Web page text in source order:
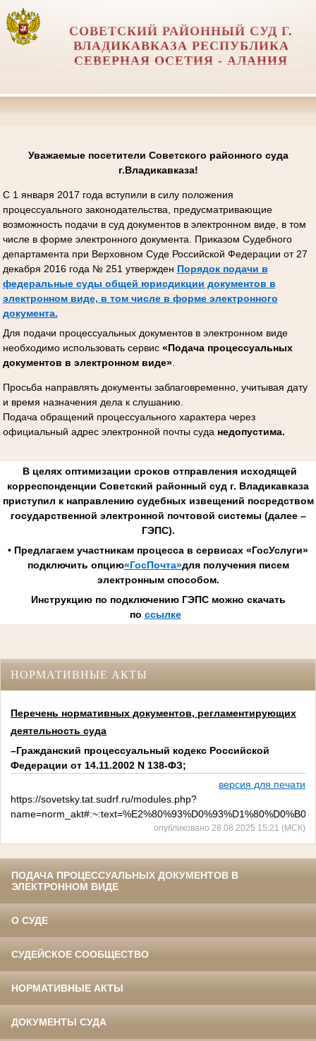
СОВЕТСКИЙ РАЙОННЫЙ СУД Г.
ВЛАДИКАВКАЗА РЕСПУБЛИКА
СЕВЕРНАЯ ОСЕТИЯ - АЛАНИЯ
Уважаемые посетители Советского районного суда
г.Владикавказа!
С 1 января 2017 года вступили в силу положения
процессуального законодательства, предусматривающие
возможность подачи в суд документов в электронном виде, в том
числе в форме электронного документа. Приказом Судебного
департамента при Верховном Суде Российской Федерации от 27
декабря 2016 года № 251 утвержден Порядок подачи в
федеральные суды общей юрисдикции документов в
электронном виде, в том числе в форме электронного
документа.
Для подачи процессуальных документов в электронном виде
необходимо использовать сервис «Подача процессуальных
документов в электронном виде».
Просьба направлять документы заблаговременно, учитывая дату
и время назначения дела к слушанию.
Подача обращений процессуального характера через
официальный адрес электронной почты суда недопустима.
В целях оптимизации сроков отправления исходящей
корреспонденции Советский районный суд г. Владикавказа
приступил к направлению судебных извещений посредством
государственной электронной почтовой системы (далее –
ГЭПС).
• Предлагаем участникам процесса в сервисах «ГосУслуги»
подключить опцию«ГосПочта»для получения писем
электронным способом.
Инструкцию по подключению ГЭПС можно скачать
по ссылке
НОРМАТИВНЫЕ АКТЫ
Перечень нормативных документов, регламентирующих
деятельность суда
–Гражданский процессуальный кодекс Российской
Федерации от 14.11.2002 N 138-ФЗ;
версия для печати
https://sovetsky.tat.sudrf.ru/modules.php?
опубликовано 28.08.2025 15:21 (МСК)
ПОДАЧА ПРОЦЕССУАЛЬНЫХ ДОКУМЕНТОВ В
ЭЛЕКТРОННОМ ВИДЕ
О СУДЕ
СУДЕЙСКОЕ СООБЩЕСТВО
НОРМАТИВНЫЕ АКТЫ
ДОКУМЕНТЫ СУДА